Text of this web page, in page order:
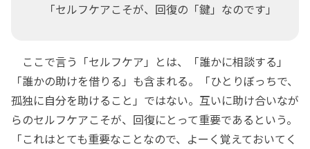
「セルフケアこそが、回復の「鍵」なのです」
ここで言う「セルフケア」とは、「誰かに相談する」
「誰かの助けを借りる」も含まれる。「ひとりぼっちで、
孤独に自分を助けること」ではない。互いに助け合いなが
らのセルフケアこそが、回復にとって重要であるという。
「これはとても重要なことなので、よーく覚えておいてく